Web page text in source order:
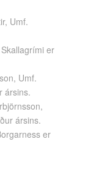
Umf.
er
Umf.
ársins.
ársins.
er